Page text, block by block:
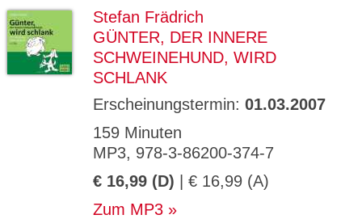
Stefan Frädrich
GÜNTER, DER INNERE
SCHWEINEHUND, WIRD
SCHLANK
Erscheinungstermin: 01.03.2007
159 Minuten
MP3, 978-3-86200-374-7
€ 16,99 (D) | € 16,99 (A)
Zum MP3